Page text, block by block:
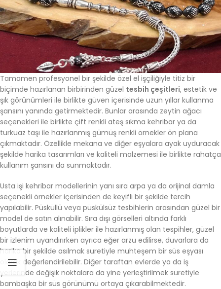
Tamamen profesyonel bir şekilde özel el işçiliğiyle titiz bir
biçimde hazırlanan birbirinden güzel tesbih çeşitleri, estetik ve
şık görünümleri ile birlikte güven içerisinde uzun yıllar kullanma
şansını yanında getirmektedir. Bunlar arasında zeytin ağacı
seçenekleri ile birlikte çift renkli ateş sıkma kehribar ya da
turkuaz taşı ile hazırlanmış gümüş renkli örnekler ön plana
çıkmaktadır. Özellikle mekana ve diğer eşyalara ayak uyduracak
şekilde harika tasarımları ve kaliteli malzemesi ile birlikte rahatça
kullanım şansını da sunmaktadır.
Usta işi kehribar modellerinin yanı sıra arpa ya da orijinal damla
seçenekli örnekler içerisinden de keyifli bir şekilde tercih
yapılabilir. Püsküllü veya püskülsüz tesbihlerin arasından güzel bir
model de satın alınabilir. Sıra dışı görselleri altında farklı
boyutlarda ve kaliteli iplikler ile hazırlanmış olan tespihler, güzel
bir izlenim uyandırırken ayrıca eğer arzu edilirse, duvarlara da
harika bir şekilde asılmak suretiyle muhteşem bir süs eşyası
olarak değerlendirilebilir. Diğer taraftan evlerde ya da iş
yerlerinde değişik noktalara da yine yerleştirilmek suretiyle
bambaşka bir süs görünümü ortaya çıkarabilmektedir.